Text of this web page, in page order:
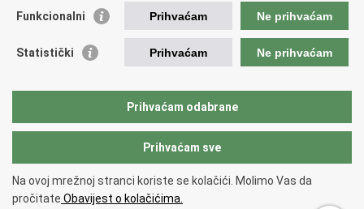
Bus station Zagreb
Craotian Railways Passenger Transport
Zagreb International Airport - Franjo Tuđman
Copyright © 2026 Ministarstvo mora, prometa i infrastrukture Republike
Hrvatske.
Terms of use
Funkcionalni Prihvaćam Ne prihvaćam
Statistički Prihvaćam Ne prihvaćam
Prihvaćam odabrane
Prihvaćam sve
Na ovoj mrežnoj stranci koriste se kolačići. Molimo Vas da
pročitate Obavijest o kolačićima.